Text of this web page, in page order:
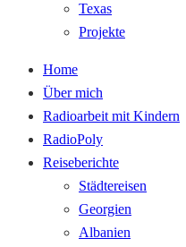
Texas
Projekte
Home
Über mich
Radioarbeit mit Kindern
RadioPoly
Reiseberichte
Städtereisen
Georgien
Albanien